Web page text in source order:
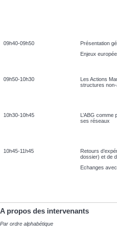
09h40-09h50
Présentation
Enjeux
09h50-10h30
Les Actions
structures
10h30-10h45
L’ABG
ses réseaux
10h45-11h45
Retours
dossier) et de
Echanges
A propos des intervenants
Par ordre alphabétique